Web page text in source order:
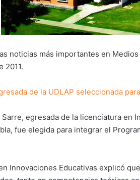
noticias más importantes en
2011.
de la UDLAP seleccionada
egresada de la licenciatura en
fue elegida para integrar el
Innovaciones Educativas explicó